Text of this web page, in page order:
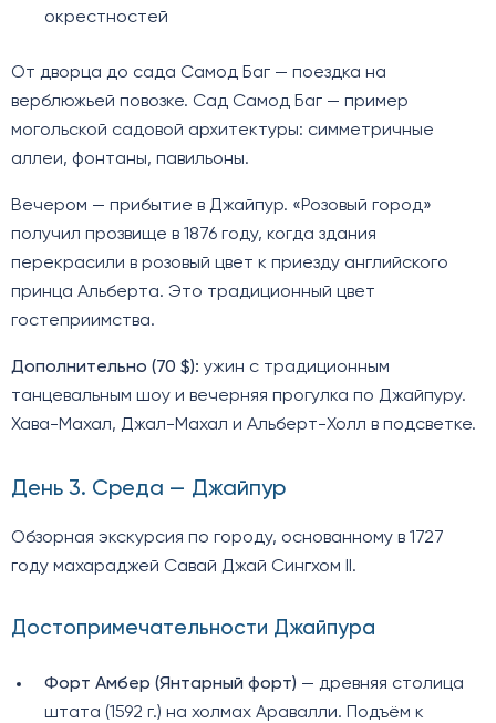
окрестностей
От дворца до сада Самод Баг — поездка на
верблюжьей повозке. Сад Самод Баг — пример
могольской садовой архитектуры: симметричные
аллеи, фонтаны, павильоны.
Вечером — прибытие в Джайпур. «Розовый город»
получил прозвище в 1876 году, когда здания
перекрасили в розовый цвет к приезду английского
принца Альберта. Это традиционный цвет
гостеприимства.
Дополнительно (70 $): ужин с традиционным
танцевальным шоу и вечерняя прогулка по Джайпуру.
Хава-Махал, Джал-Махал и Альберт-Холл в подсветке.
День 3. Среда — Джайпур
Обзорная экскурсия по городу, основанному в 1727
году махараджей Савай Джай Сингхом II.
Достопримечательности Джайпура
Форт Амбер (Янтарный форт) — древняя столица
штата (1592 г.) на холмах Аравалли. Подъём к